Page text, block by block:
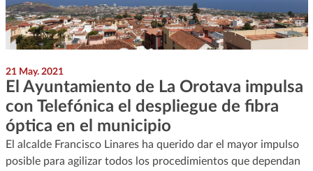
21 May. 2021
El Ayuntamiento de La Orotava impulsa
con Telefónica el despliegue de fibra
óptica en el municipio
El alcalde Francisco Linares ha querido dar el mayor impulso
posible para agilizar todos los procedimientos que dependan